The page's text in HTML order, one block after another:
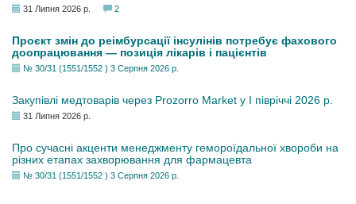
31 Липня 2026 р. 2
Проєкт змін до реімбурсації інсулінів потребує фахового
доопрацювання — позиція лікарів і пацієнтів
№ 30/31 (1551/1552 ) 3 Серпня 2026 р.
Закупівлі медтоварів через Prozorro Market у I півріччі 2026 р.
31 Липня 2026 р.
Про сучасні акценти менеджменту гемороїдальної хвороби на
різних етапах захворювання для фармацевта
№ 30/31 (1551/1552 ) 3 Серпня 2026 р.